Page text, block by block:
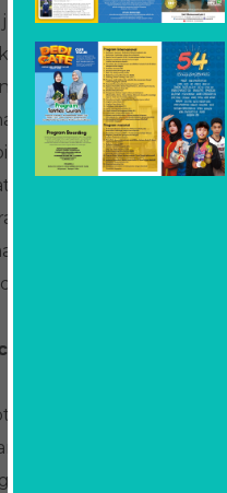
menjelaskan tiga
Pertama, mereka
berada, baik
Kedua, mereka
baik, misalnya dari
dari malas menjadi
baik dalam
menjaga ucapan,
kebaikan.
Menjadi Pelajar
bagi para siswa, Dr
enam kunci sukses
berprestasi. Pertama,